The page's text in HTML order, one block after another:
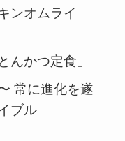
ンオムライ
かつ定食」
常に進化を遂
ブル